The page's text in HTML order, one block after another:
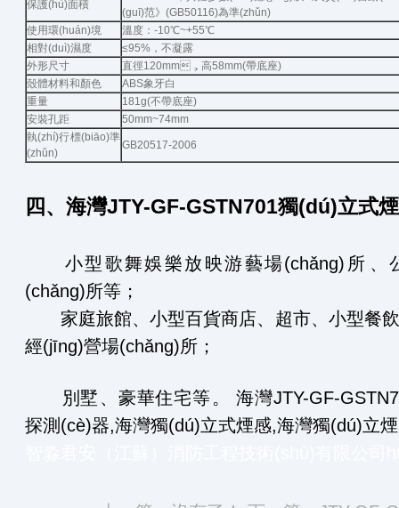
保護(hù)面積
(guī)范》(GB50116)為準(zhǔn)
使用環(huán)境
溫度：-10℃~+55℃
相對(duì)濕度
≤95%，不凝露
外形尺寸
直徑120mm，高58mm(帶底座)
殼體材料和顏色
ABS象牙白
重量
181g(不帶底座)
安裝孔距
50mm~74mm
執(zhí)行標(biāo)準
(zhǔn)
GB20517-2006
四、 海灣JTY-GF-GSTN701獨(dú)立式
小型歌舞娛樂放映游藝場(chǎng)所、
(chǎng)所等；
家庭旅館、小型百貨商店、超市、小型
經(jīng)營場(chǎng)所；
別墅、豪華住宅等。 海灣JTY-GF-
探測(cè)器,海灣獨(dú)立式煙感,海灣獨(dú)立